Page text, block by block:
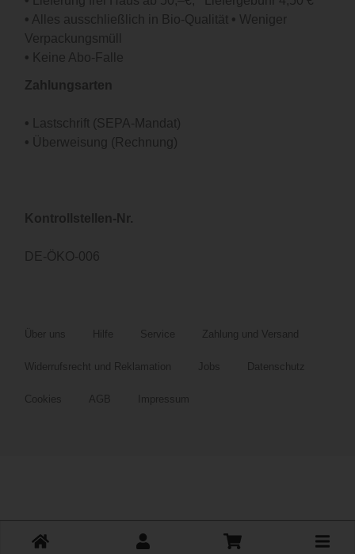
• Alles ausschließlich in Bio-Qualität • Weniger
Verpackungsmüll
• Keine Abo-Falle
Zahlungsarten
• Lastschrift (SEPA-Mandat)
• Überweisung (Rechnung)
Kontrollstellen-Nr.
DE-ÖKO-006
Über uns Hilfe Service Zahlung und Versand
Widerrufsrecht und Reklamation Jobs Datenschutz
Cookies AGB Impressum
Toggle